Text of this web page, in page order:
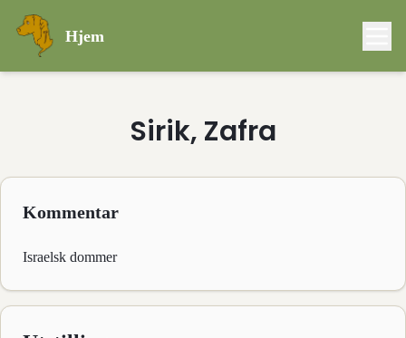
Hjem
Sirik, Zafra
Kommentar
Israelsk dommer